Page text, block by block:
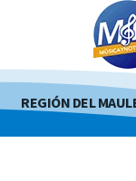
REGIÓN DEL